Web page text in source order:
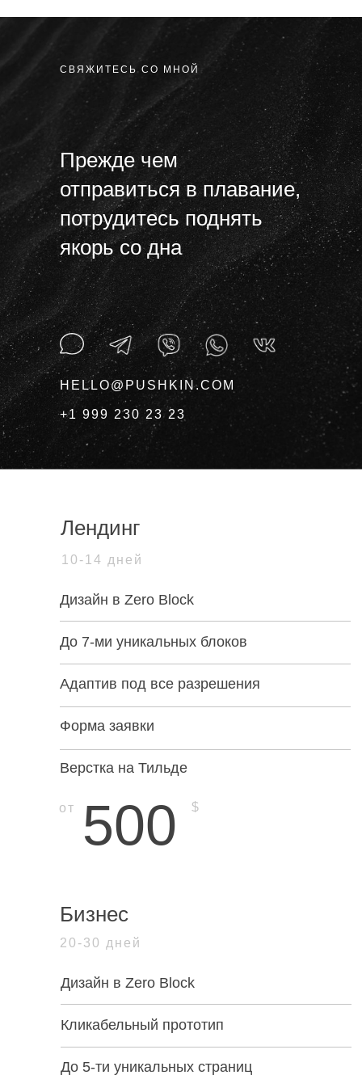
СВЯЖИТЕСЬ СО МНОЙ
Прежде чем
отправиться в плавание,
потрудитесь поднять
якорь со дна
HELLO@PUSHKIN.COM
+1 999 230 23 23
Бизнес
20-30 дней
Дизайн в Zero Block
Кликабельный прототип
До 5-ти уникальных страниц
Лендинг
10-14 дней
Дизайн в Zero Block
До 7-ми уникальных блоков
Адаптив под все разрешения
Форма заявки
Верстка на Тильде
от $
500